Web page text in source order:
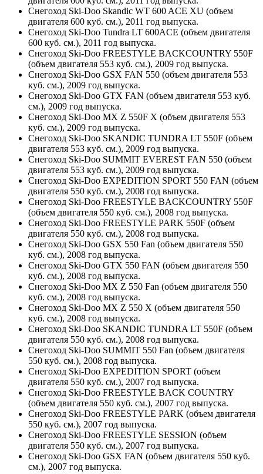
Снегоход Ski-Doo Skandic WT 600 ACE XU (объем
двигателя 600 куб. см.), 2011 год выпуска.
Снегоход Ski-Doo Tundra LT 600ACE (объем двигателя
600 куб. см.), 2011 год выпуска.
Снегоход Ski-Doo FREESTYLE BACKCOUNTRY 550F
(объем двигателя 553 куб. см.), 2009 год выпуска.
Снегоход Ski-Doo GSX FAN 550 (объем двигателя 553
куб. см.), 2009 год выпуска.
Снегоход Ski-Doo GTX FAN (объем двигателя 553 куб.
см.), 2009 год выпуска.
Снегоход Ski-Doo MX Z 550F X (объем двигателя 553
куб. см.), 2009 год выпуска.
Снегоход Ski-Doo SKANDIC TUNDRA LT 550F (объем
двигателя 553 куб. см.), 2009 год выпуска.
Снегоход Ski-Doo SUMMIT EVEREST FAN 550 (объем
двигателя 553 куб. см.), 2009 год выпуска.
Снегоход Ski-Doo EXPEDITION SPORT 550 FAN (объем
двигателя 550 куб. см.), 2008 год выпуска.
Снегоход Ski-Doo FREESTYLE BACKCOUNTRY 550F
(объем двигателя 550 куб. см.), 2008 год выпуска.
Снегоход Ski-Doo FREESTYLE PARK 550F (объем
двигателя 550 куб. см.), 2008 год выпуска.
Снегоход Ski-Doo GSX 550 Fan (объем двигателя 550
куб. см.), 2008 год выпуска.
Снегоход Ski-Doo GTX 550 FAN (объем двигателя 550
куб. см.), 2008 год выпуска.
Снегоход Ski-Doo MX Z 550 Fan (объем двигателя 550
куб. см.), 2008 год выпуска.
Снегоход Ski-Doo MX Z 550 X (объем двигателя 550
куб. см.), 2008 год выпуска.
Снегоход Ski-Doo SKANDIC TUNDRA LT 550F (объем
двигателя 550 куб. см.), 2008 год выпуска.
Снегоход Ski-Doo SUMMIT 550 Fan (объем двигателя
550 куб. см.), 2008 год выпуска.
Снегоход Ski-Doo EXPEDITION SPORT (объем
двигателя 550 куб. см.), 2007 год выпуска.
Снегоход Ski-Doo FREESTYLE BACK COUNTRY
(объем двигателя 550 куб. см.), 2007 год выпуска.
Снегоход Ski-Doo FREESTYLE PARK (объем двигателя
550 куб. см.), 2007 год выпуска.
Снегоход Ski-Doo FREESTYLE SESSION (объем
двигателя 550 куб. см.), 2007 год выпуска.
Снегоход Ski-Doo GSX FAN (объем двигателя 550 куб.
см.), 2007 год выпуска.